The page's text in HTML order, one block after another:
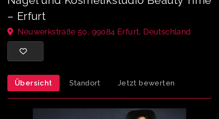
Nagel und Kosmetikstudio Beauty
– Erfurt
Neuwerkstraße 50, 99084 Erfurt, Deutschland
Übersicht Standort Jetzt bewerten